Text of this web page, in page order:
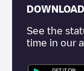
See the
time in our